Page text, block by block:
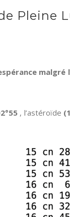
Pleine
, l’astéroïde